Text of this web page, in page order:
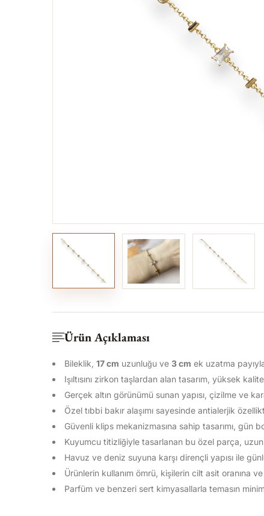
Ürün Açıklaması
Bileklik, 17 cm uzunluğu ve 3cm ek uzatma
Işıltısını zirkon taşlardan alan tasarım, yüksek
Gerçek altın görünümü sunan yapısı, çizilme ve
Özel tıbbi bakır alaşımı sayesinde antialerjik
Güvenli klips mekanizmasına sahip tasarımı, gün
Kuyumcu titizliğiyle tasarlanan bu özel parça,
Havuz ve deniz suyuna karşı dirençli yapısı ile
Ürünlerin kullanım ömrü, kişilerin cilt asit oranına
Parfüm ve benzeri sert kimyasallarla temasın